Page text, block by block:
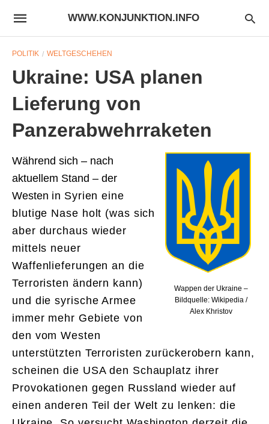
WWW.KONJUNKTION.INFO
POLITIK WELTGESCHEHEN
Ukraine: USA planen
Lieferung von
Panzerabwehrraketen
Wappen der Ukraine –
Bildquelle: Wikipedia /
Alex Khristov
Während sich – nach
aktuellem Stand – der
Westen in Syrien eine
blutige Nase holt (was sich
aber durchaus wieder
mittels neuer
Waffenlieferungen an die
Terroristen ändern kann)
und die syrische Armee
immer mehr Gebiete von
den vom Westen
unterstützten Terroristen zurückerobern kann,
scheinen die USA den Schauplatz ihrer
Provokationen gegen Russland wieder auf
einen anderen Teil der Welt zu lenken: die